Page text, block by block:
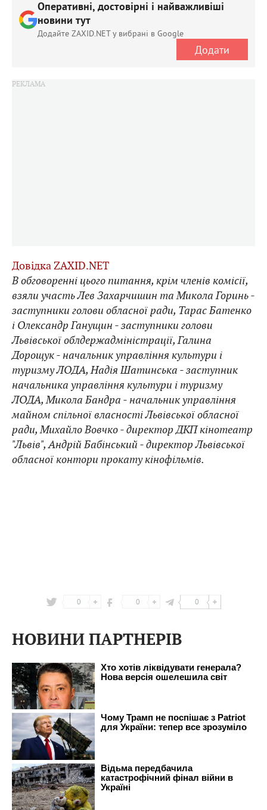
Оперативні, достовірні і найважливіші
новини тут
Додайте ZAXID.NET у вибрані в Google
Додати
Довiдка ZAXID.NET
В обговоренні цього питання, крім членів комісії,
взяли участь Лев Захарчишин та Микола Горинь -
заступники голови обласної ради, Тарас Батенко
і Олександр Ганущин - заступники голови
Львівської облдержадміністрації, Галина
Дорощук - начальник управління культури і
туризму ЛОДА, Надія Шатинська - заступник
начальника управління культури і туризму
ЛОДА, Микола Бандра - начальник управління
майном спільної власності Львівської обласної
ради, Михайло Вовчко - директор ДКП кінотеатр
"Львів", Андрій Бабінський - директор Львівської
обласної контори прокату кінофільмів.
0 0 0
НОВИНИ ПАРТНЕРІВ